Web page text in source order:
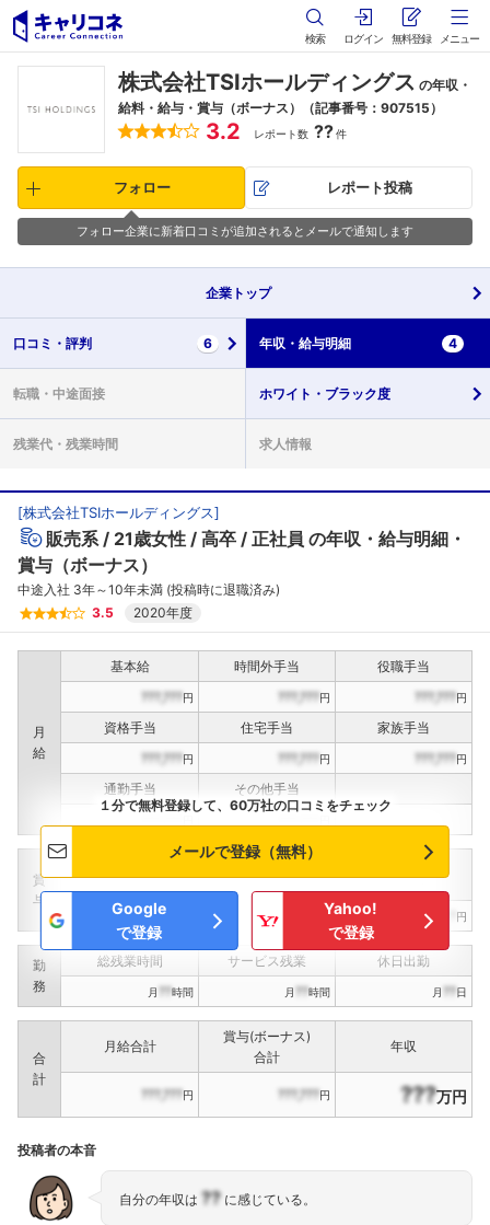
検索 ログイン 無料登録 メニュー
株式会社TSIホールディングス の年収・
給料・給与・賞与（ボーナス）（記事番号：907515）
3.2 レポート数 ??件
フォロー レポート投稿
フォロー企業に新着口コミが追加されるとメールで通知します
企業 トップ
口コミ・ 評判 6 年収・ 給与明細 4
転職・ 中途面接 ホワイト・ ブラック度
残業代・ 残業時間 求人情報
[株式会社TSIホールディングス]
販売系 21歳女性 高卒 正社員 の年収・給与明細・
賞与（ボーナス）
中途入社 3年～10年未満 (投稿時に退職済み)
3.5
2020年度
月
給
基本給 時間外手当
役職手当
???,???円 ???,???円 ???,???円
資格手当 住宅手当
家族手当
???,???円 ???,???円 ???,???円
通勤手当
その他手当
賞
与
インセンティブ賞与
決算賞与
???,??? ???,??? 円 ???,??? 円
勤
務
総残業時間 サービス残業 休日出勤
月 ??時間 月 ??時間 月 ??日
合
計
月給合計
賞与(ボーナス)
合計
年収
???,???円 ???,???円 ???万円
１分で無料登録して、60万社の口コミをチェック
メールで登録（無料）
Google
で登録
Yahoo!
で登録
投稿者の本音
自分の年収は ??に感じている。